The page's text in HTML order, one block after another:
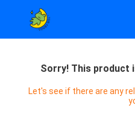
Sorry! This product
Let's see if there are any